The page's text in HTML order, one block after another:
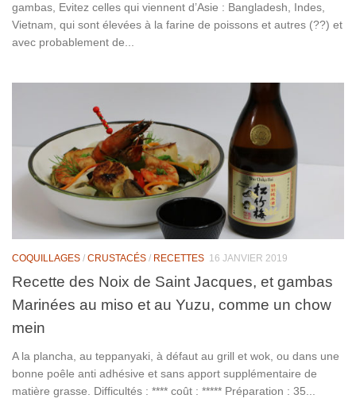
gambas, Evitez celles qui viennent d’Asie : Bangladesh, Indes,
Vietnam, qui sont élevées à la farine de poissons et autres (??) et
avec probablement de...
COQUILLAGES / CRUSTACÉS / RECETTES 16 JANVIER 2019
Recette des Noix de Saint Jacques, et gambas
Marinées au miso et au Yuzu, comme un chow
mein
A la plancha, au teppanyaki, à défaut au grill et wok, ou dans une
bonne poêle anti adhésive et sans apport supplémentaire de
matière grasse. Difficultés : **** coût : ***** Préparation : 35...